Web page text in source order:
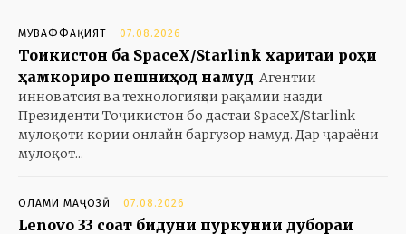
МУВАФФАҚИЯТ 07.08.2026
Тоҷикистон ба SpaceX/Starlink харитаи роҳи
ҳамкориро пешниҳод намуд Агентии
инноватсия ва технологияҳои рақамии назди
Президенти Тоҷикистон бо дастаи SpaceX/Starlink
мулоқоти кории онлайн баргузор намуд. Дар ҷараёни
мулоқот...
ОЛАМИ МАҶОЗӢ 07.08.2026
Lenovo 33 соат бидуни пуркунии дубораи